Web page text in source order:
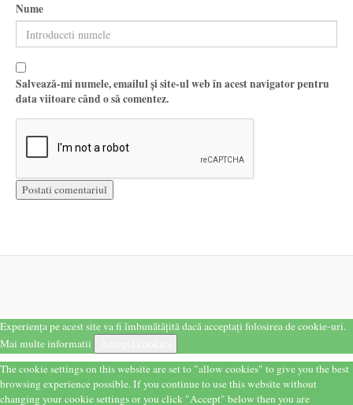
Nume
Salvează-mi numele, emailul și site-ul web în acest navigator pentru
data viitoare când o să comentez.
Experiența pe acest site va fi îmbunătățită dacă acceptați folosirea de cookie-uri.
Mai multe informatii
The cookie settings on this website are set to "allow cookies" to give you the best
browsing experience possible. If you continue to use this website without
changing your cookie settings or you click "Accept" below then you are